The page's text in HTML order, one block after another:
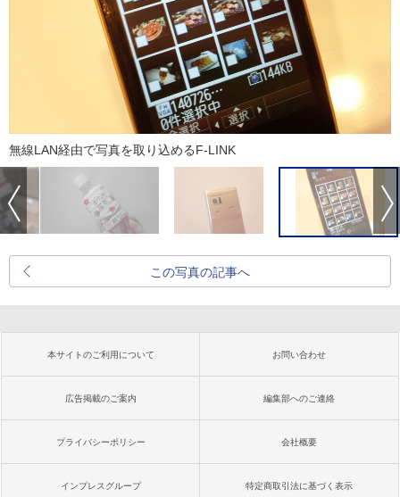
無線LAN経由で写真を取り込めるF-LINK
この写真の記事へ
本サイトのご利用について お問い合わせ
広告掲載のご案内 編集部へのご連絡
プライバシーポリシー 会社概要
インプレスグループ 特定商取引法に基づく表示